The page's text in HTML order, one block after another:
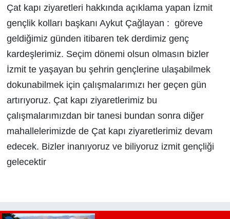
Çat kapı ziyaretleri hakkında açıklama yapan İzmit
gençlik kolları başkanı Aykut Çağlayan : göreve
geldiğimiz günden itibaren tek derdimiz genç
kardeşlerimiz. Seçim dönemi olsun olmasın bizler
İzmit te yaşayan bu şehrin gençlerine ulaşabilmek
dokunabilmek için çalışmalarımızı her geçen gün
artırıyoruz. Çat kapı ziyaretlerimiz bu
çalışmalarımızdan bir tanesi bundan sonra diğer
mahallelerimizde de Çat kapı ziyaretlerimiz devam
edecek. Bizler inanıyoruz ve biliyoruz izmit gençliği
gelecektir